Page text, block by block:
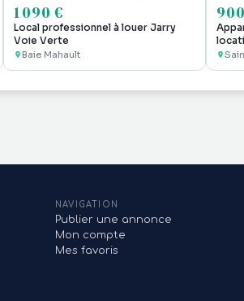
1 090 €
Local professionnel à louer Jarry
Voie Verte
Baie Mahault
NAVIGATION
Publier une annonce
Mon compte
Mes favoris